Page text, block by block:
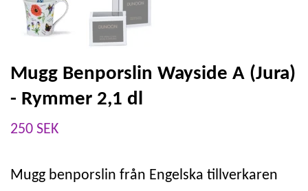
Mugg Benporslin Wayside A (Jura)
- Rymmer 2,1 dl
250 SEK
Mugg benporslin från Engelska tillverkaren